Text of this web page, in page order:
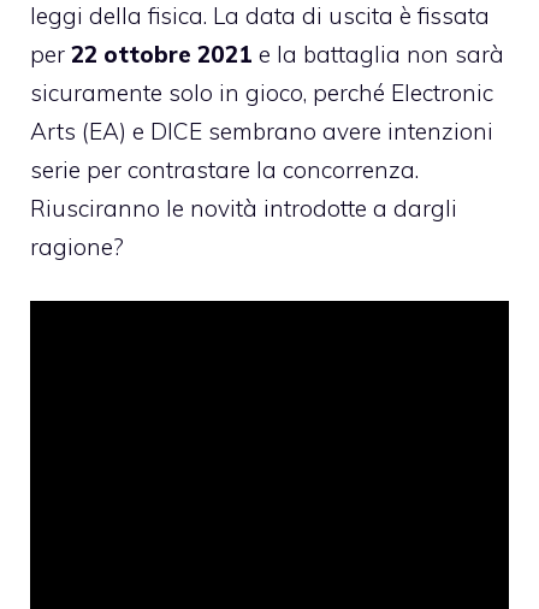
leggi della fisica. La data di uscita è fissata
per 22 ottobre 2021 e la battaglia non sarà
sicuramente solo in gioco, perché Electronic
Arts (EA) e DICE sembrano avere intenzioni
serie per contrastare la concorrenza.
Riusciranno le novità introdotte a dargli
ragione?